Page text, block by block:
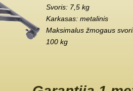
Svoris: 7,5 kg
Karkasas: metalinis
Maksimalus žmogaus
100 kg